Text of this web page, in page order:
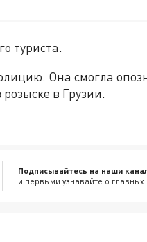
туриста.
Она смогла
в Грузии.
Подписывайтесь на наши
и первыми узнавайте о